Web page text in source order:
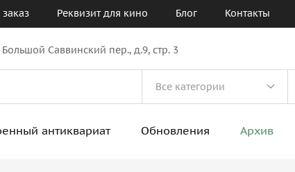
Реквизит для кино Блог Контакты
Саввинский пер., д.9, стр. 3
антиквариат Обновления Архив